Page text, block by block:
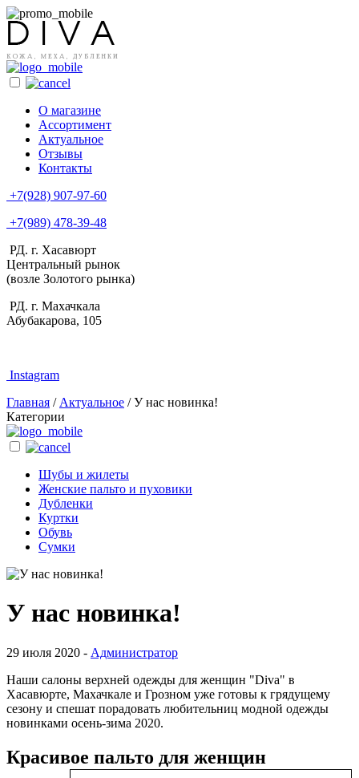
О магазине
Ассортимент
Актуальное
Отзывы
Контакты
+7(928) 907-97-60
+7(989) 478-39-48
РД. г. Хасавюрт
Центральный рынок
(возле Золотого рынка)
РД. г. Махачкала
Абубакарова, 105
Instagram
Главная / Актуальное /У нас новинка!
Категории
Шубы и жилеты
Женские пальто и пуховики
Дубленки
Куртки
Обувь
Сумки
У нас новинка!
29 июля 2020 - Администратор
Наши салоны верхней одежды для женщин "Diva" в
Хасавюрте, Махачкале и Грозном уже готовы к грядущему
сезону и спешат порадовать любительниц модной одежды
новинками осень-зима 2020.
Красивое пальто для женщин